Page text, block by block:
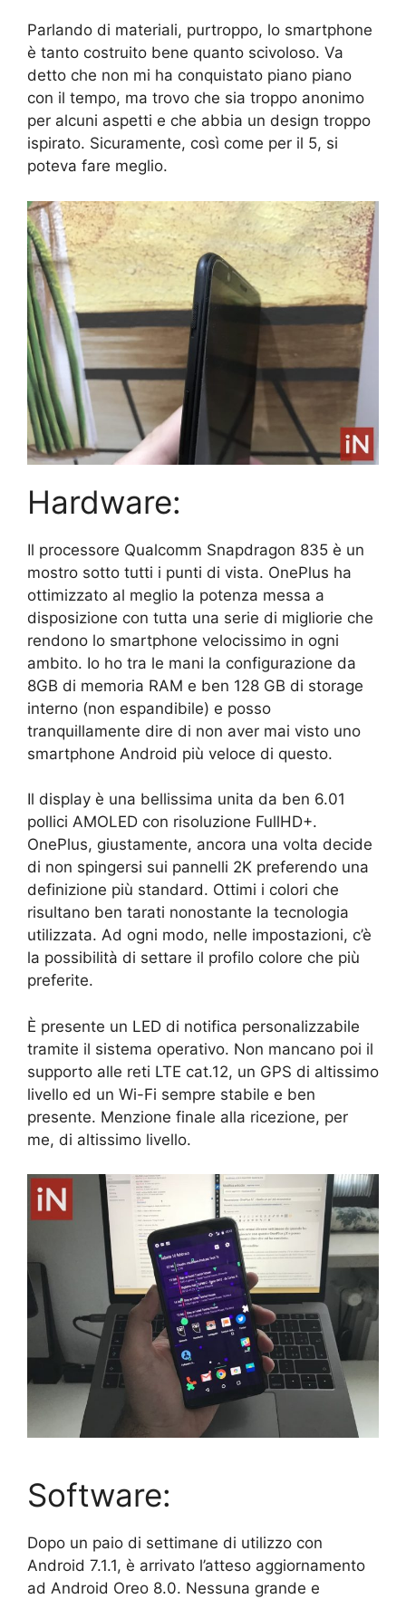
Parlando di materiali, purtroppo, lo smartphone
è tanto costruito bene quanto scivoloso. Va
detto che non mi ha conquistato piano piano
con il tempo, ma trovo che sia troppo anonimo
per alcuni aspetti e che abbia un design troppo
ispirato. Sicuramente, così come per il 5, si
poteva fare meglio.
Hardware:
Il processore Qualcomm Snapdragon 835 è un
mostro sotto tutti i punti di vista. OnePlus ha
ottimizzato al meglio la potenza messa a
disposizione con tutta una serie di migliorie che
rendono lo smartphone velocissimo in ogni
ambito. Io ho tra le mani la configurazione da
8GB di memoria RAM e ben 128 GB di storage
interno (non espandibile) e posso
tranquillamente dire di non aver mai visto uno
smartphone Android più veloce di questo.
Il display è una bellissima unita da ben 6.01
pollici AMOLED con risoluzione FullHD+.
OnePlus, giustamente, ancora una volta decide
di non spingersi sui pannelli 2K preferendo una
definizione più standard. Ottimi i colori che
risultano ben tarati nonostante la tecnologia
utilizzata. Ad ogni modo, nelle impostazioni, c’è
la possibilità di settare il profilo colore che più
preferite.
È presente un LED di notifica personalizzabile
tramite il sistema operativo. Non mancano poi il
supporto alle reti LTE cat.12, un GPS di altissimo
livello ed un Wi-Fi sempre stabile e ben
presente. Menzione finale alla ricezione, per
me, di altissimo livello.
Software:
Dopo un paio di settimane di utilizzo con
Android 7.1.1, è arrivato l’atteso aggiornamento
ad Android Oreo 8.0. Nessuna grande e